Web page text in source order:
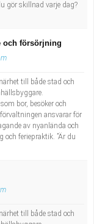
gör skillnad varje dag?
och försörjning
till både stad och
bor, besöker och
ansvarar för
av nyanlända och
feriepraktik. ”Är du
till både stad och